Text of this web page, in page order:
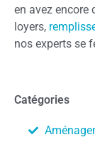
en avez encore
loyers,
nos experts se
Catégories